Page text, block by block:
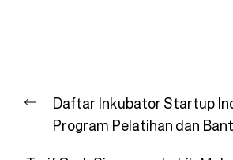
pos
Previous
post:
Daftar Inkubator Startup
Program Pelatihan dan